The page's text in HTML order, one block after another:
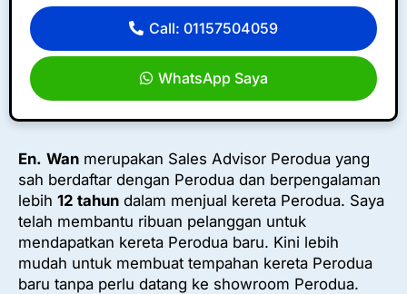
Call: 01157504059
WhatsApp Saya
En. Wan merupakan Sales Advisor Perodua yang
sah berdaftar dengan Perodua dan berpengalaman
lebih 12 tahun dalam menjual kereta Perodua. Saya
telah membantu ribuan pelanggan untuk
mendapatkan kereta Perodua baru. Kini lebih
mudah untuk membuat tempahan kereta Perodua
baru tanpa perlu datang ke showroom Perodua.